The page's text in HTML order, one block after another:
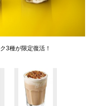
3種が限定復活！